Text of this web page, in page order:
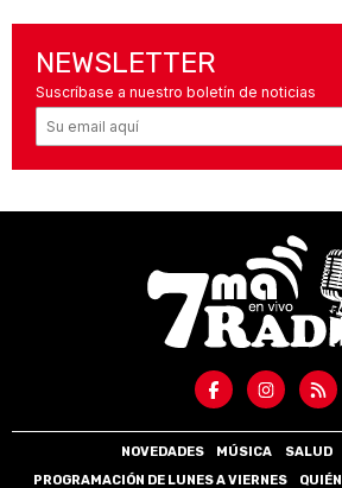
NEWSLETTER
Suscríbase a nuestro boletín de noticias
NOVEDADES MÚSICA SALUD
PROGRAMACIÓN DE LUNES A VIERNES